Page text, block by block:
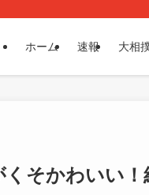
ホーム 速報 大相
そかわいい